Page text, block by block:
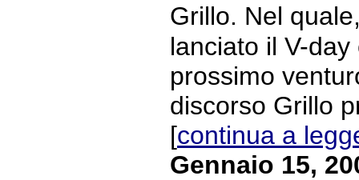
Grillo. Nel
lanciato il V-
prossimo
discorso Grillo
[continua a
Gennaio 15,